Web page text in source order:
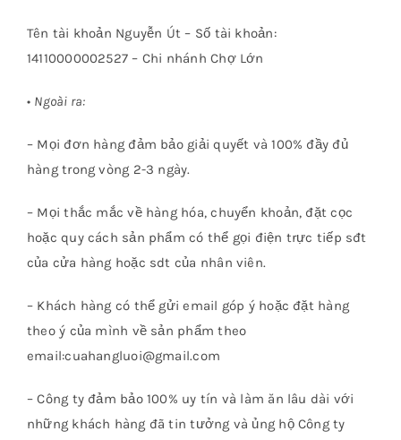
Tên tài khoản Nguyễn Út – Số tài khoản:
14110000002527 – Chi nhánh Chợ Lớn
• Ngoài ra:
– Mọi đơn hàng đảm bảo giải quyết và 100% đầy đủ
hàng trong vòng 2-3 ngày.
– Mọi thắc mắc về hàng hóa, chuyển khoản, đặt cọc
hoặc quy cách sản phẩm có thể gọi điện trực tiếp sđt
của cửa hàng hoặc sdt của nhân viên.
– Khách hàng có thể gửi email góp ý hoặc đặt hàng
theo ý của mình về sản phẩm theo
email:cuahangluoi@gmail.com
– Công ty đảm bảo 100% uy tín và làm ăn lâu dài với
những khách hàng đã tin tưởng và ủng hộ Công ty